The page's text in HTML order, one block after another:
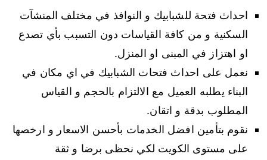
احداث فتحة للشبابيك و النوافذ في مختلف المنشآت
السكنية و من كافة القياسات دون التسبب بأي تصدع
او اهتزاز في المبنى او المنزل.
نعمل على احداث فتحات الشبابيك في اي مكان في
البناء يطلبه العميل مع الالتزام بالحجم و القياس
المطلوب بدقة و اتقان.
نقوم بتأمين افضل الخدمات بأحسن الاسعار و ارخصها
على مستوى الكويت لكي نحظى برضا و ثقة